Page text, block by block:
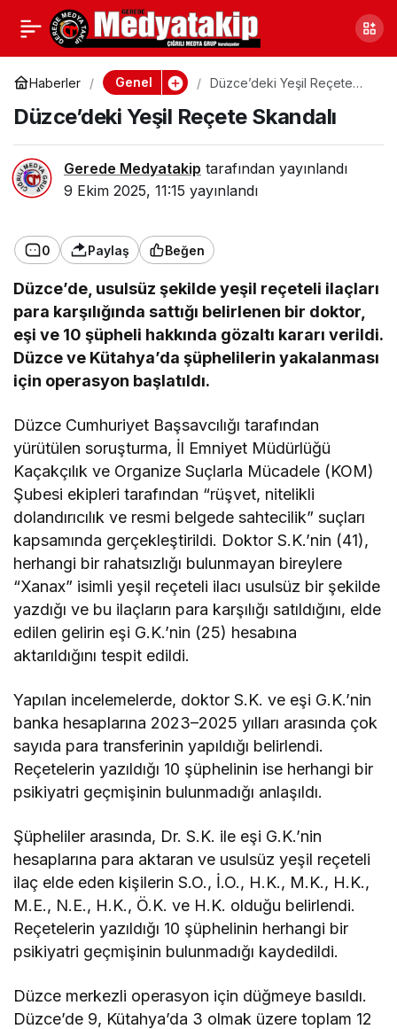
Haberler Genel
Düzce’deki Yeşil Reçete
Düzce’deki Yeşil Reçete Skandalı
Gerede Medyatakip tarafından yayınlandı
9 Ekim 2025, 11:15 yayınlandı
0 Paylaş Beğen
Düzce’de, usulsüz şekilde yeşil reçeteli ilaçları
para karşılığında sattığı belirlenen bir doktor,
eşi ve 10 şüpheli hakkında gözaltı kararı verildi.
Düzce ve Kütahya’da şüphelilerin yakalanması
için operasyon başlatıldı.
Düzce Cumhuriyet Başsavcılığı tarafından
yürütülen soruşturma, İl Emniyet Müdürlüğü
Kaçakçılık ve Organize Suçlarla Mücadele (KOM)
Şubesi ekipleri tarafından “rüşvet, nitelikli
dolandırıcılık ve resmi belgede sahtecilik” suçları
kapsamında gerçekleştirildi. Doktor S.K.’nin (41),
herhangi bir rahatsızlığı bulunmayan bireylere
“Xanax” isimli yeşil reçeteli ilacı usulsüz bir şekilde
yazdığı ve bu ilaçların para karşılığı satıldığını, elde
edilen gelirin eşi G.K.’nin (25) hesabına
aktarıldığını tespit edildi.
Yapılan incelemelerde, doktor S.K. ve eşi G.K.’nin
banka hesaplarına 2023–2025 yılları arasında çok
sayıda para transferinin yapıldığı belirlendi.
Reçetelerin yazıldığı 10 şüphelinin ise herhangi bir
psikiyatri geçmişinin bulunmadığı anlaşıldı.
Şüpheliler arasında, Dr. S.K. ile eşi G.K.’nin
hesaplarına para aktaran ve usulsüz yeşil reçeteli
ilaç elde eden kişilerin S.O., İ.O., H.K., M.K., H.K.,
M.E., N.E., H.K., Ö.K. ve H.K. olduğu belirlendi.
Reçetelerin yazıldığı 10 şüphelinin herhangi bir
psikiyatri geçmişinin bulunmadığı kaydedildi.
Düzce merkezli operasyon için düğmeye basıldı.
Düzce’de 9, Kütahya’da 3 olmak üzere toplam 12
Yeni Mahalle’de
Arkadaş Cinayeti!
“Uyuşturucu Etkisiyle
Kapıma Geldi”
Paylaş